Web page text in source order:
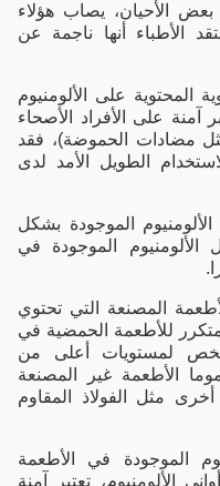
الأحيان، يصاب هؤلاء
الأطباء أنها ناجمة عن
المحتوية على الألومنيوم
آمنة على الأفراد الأصحاء
مضادات الحموضة)، فقد
الطويل الأمد لدى
الموجودة بشكل
الموجودة في
المصنعة التي تحتوي
للأطعمة الحمضية في
لمستويات أعلى من
الأطعمة غير المصنعة
مثل الفولاذ المقاوم
الموجودة في الأطعمة
الألومنيوم، تعتبر آمنة